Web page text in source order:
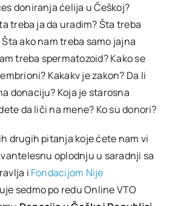
doniranja ćelija u Češkoj?
treba ja da uradim? Šta treba
ako nam treba samo jajna
treba spermatozoid? Kako se
Kakakv je zakon? Da li
donaciju? Koja je starosna
da liči na mene? Ko su donori?
drugih pitanja koje ćete nam vi
oplodnju u saradnji sa
i Fondacijom Nije
sedmo po redu Online VTO